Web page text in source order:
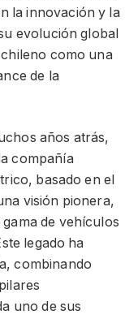
la innovación y la
evolución global
como una
de la
años atrás,
compañía
basado en el
visión pionera,
de vehículos
legado ha
combinando
uno de sus